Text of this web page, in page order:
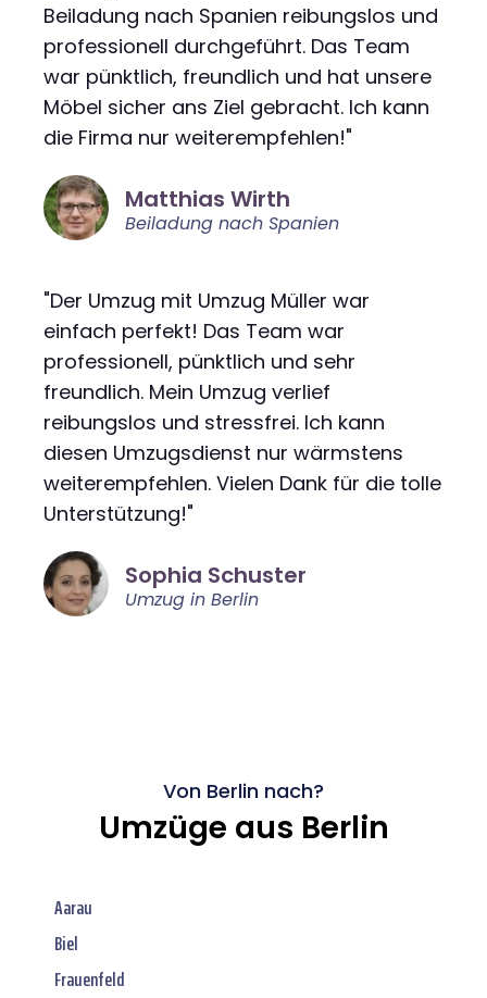
Beiladung nach Spanien reibungslos und
professionell durchgeführt. Das Team
war pünktlich, freundlich und hat unsere
Möbel sicher ans Ziel gebracht. Ich kann
die Firma nur weiterempfehlen!"
Matthias Wirth
Beiladung nach Spanien
"Der Umzug mit Umzug Müller war
einfach perfekt! Das Team war
professionell, pünktlich und sehr
freundlich. Mein Umzug verlief
reibungslos und stressfrei. Ich kann
diesen Umzugsdienst nur wärmstens
weiterempfehlen. Vielen Dank für die tolle
Unterstützung!"
Sophia Schuster
Umzug in Berlin
Von Berlin nach?
Umzüge aus Berlin
Aarau
Biel
Frauenfeld